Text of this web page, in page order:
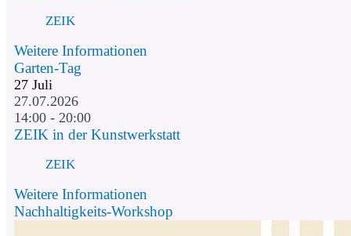
ZEIK
Weitere Informationen
Garten-Tag
27 Juli
27.07.2026
14:00 - 20:00
ZEIK in der Kunstwerkstatt
ZEIK
Weitere Informationen
Nachhaltigkeits-Workshop